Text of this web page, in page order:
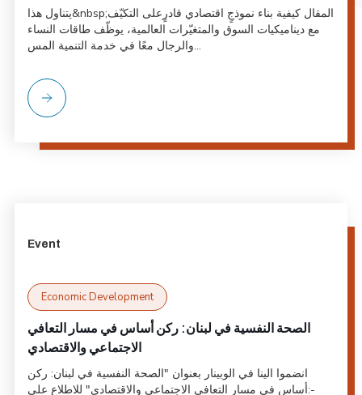
يتناول هذا&nbsp;المقال كيفية بناء نموذجٍ اقتصادي قادرٍعلى التكيّف
مع ديناميكيات السوق والمتغيّرات العالمية، يوظّف طاقات النساء
والرجال معًا في خدمة التنمية المس...
Event
Economic Development
الصحة النفسية في لبنان: ركن أساس في مسار التعافي
الاجتماعي والاقتصادي
انضموا الينا في الوبينار بعنوان "الصحة النفسية في لبنان: ركن
أساس في مسار التعافي الاجتماعي والاقتصادي" للاطلاع على:-